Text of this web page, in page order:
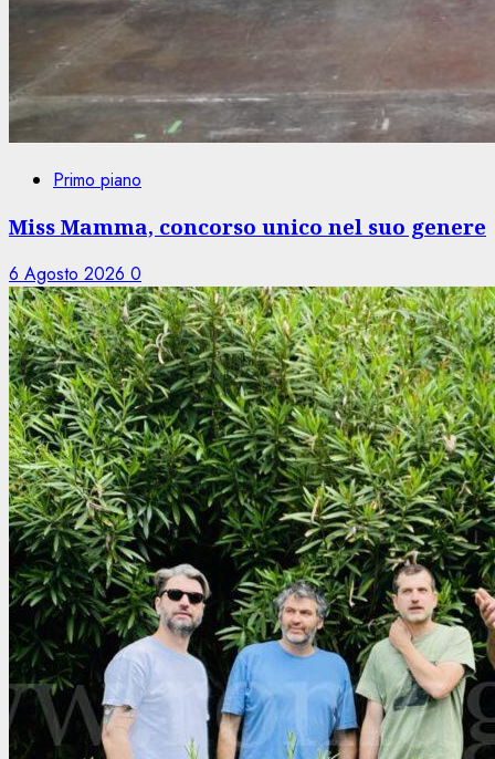
Primo piano
Miss Mamma, concorso unico nel suo genere
6 Agosto 2026 0